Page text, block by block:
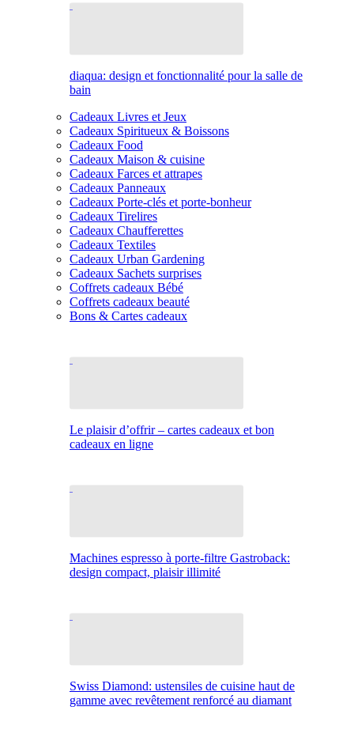
diaqua: design et fonctionnalité pour la salle de
bain
Cadeaux Livres et Jeux
Cadeaux Spiritueux & Boissons
Cadeaux Food
Cadeaux Maison & cuisine
Cadeaux Farces et attrapes
Cadeaux Panneaux
Cadeaux Porte-clés et porte-bonheur
Cadeaux Tirelires
Cadeaux Chaufferettes
Cadeaux Textiles
Cadeaux Urban Gardening
Cadeaux Sachets surprises
Coffrets cadeaux Bébé
Coffrets cadeaux beauté
Bons & Cartes cadeaux
Le plaisir d’offrir – cartes cadeaux et bon
cadeaux en ligne
Machines espresso à porte-filtre Gastroback:
design compact, plaisir illimité
Swiss Diamond: ustensiles de cuisine haut de
gamme avec revêtement renforcé au diamant